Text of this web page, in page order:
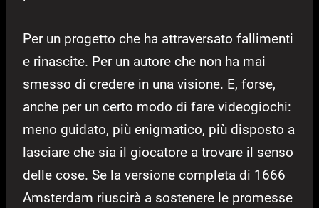
Per un progetto che ha attraversato fallimenti
e rinascite. Per un autore che non ha mai
smesso di credere in una visione. E, forse,
anche per un certo modo di fare videogiochi:
meno guidato, più enigmatico, più disposto a
lasciare che sia il giocatore a trovare il senso
delle cose. Se la versione completa di 1666
Amsterdam riuscirà a sostenere le promesse